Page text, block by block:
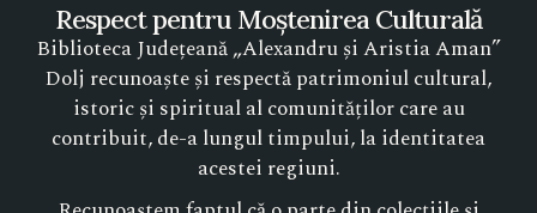
Respect pentru Moștenirea Culturală
Biblioteca Județeană „Alexandru și Aristia Aman”
Dolj recunoaște și respectă patrimoniul cultural,
istoric și spiritual al comunităților care au
contribuit, de-a lungul timpului, la identitatea
acestei regiuni.